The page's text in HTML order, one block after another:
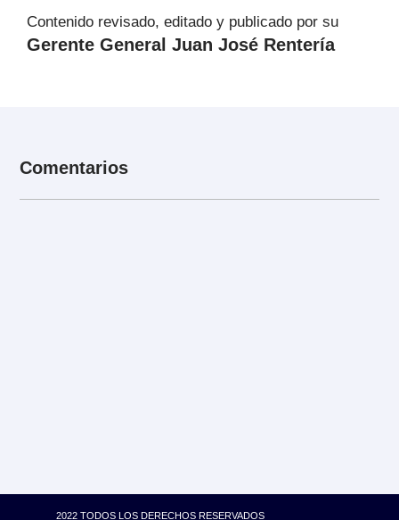
Contenido revisado, editado y publicado por su
Gerente General Juan José Rentería
Comentarios